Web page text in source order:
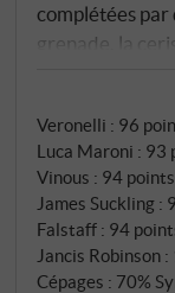
complétées par
grenade, la
géranium, la
des cerises,
Long en bouche
SUPERIORE.DE
Veronelli : 96
Luca Maroni : 93
Vinous : 94 points
James Suckling :
Falstaff : 94
Jancis Robinson :
Cépages : 70%